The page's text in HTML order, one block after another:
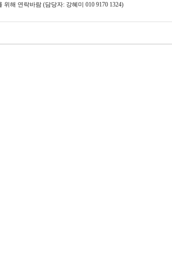
해 연락바람 (담당자: 강혜미 010 9170 1324)